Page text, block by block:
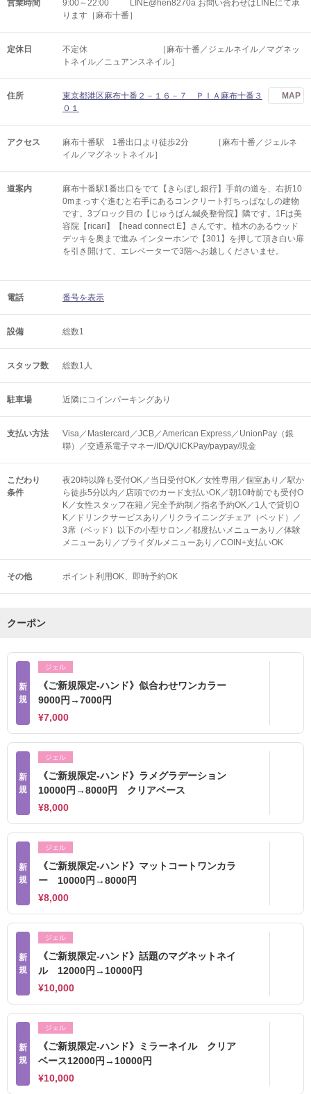
営業時間
9:00～22:00 LINE@hen8270a お問い合わせはLINEにて承
ります［麻布十番］
定休日
不定休 ［麻布十番／ジェルネイル／マグネッ
トネイル／ニュアンスネイル］
住所
東京都港区麻布十番２－１６－７ ＰＩＡ麻布十番３
０１
MAP
アクセス
麻布十番駅 1番出口より徒歩2分 ［麻布十番／ジェルネ
イル／マグネットネイル］
道案内
麻布十番駅1番出口をでて【きらぼし銀行】手前の道を、右折10
0mまっすぐ進むと右手にあるコンクリート打ちっぱなしの建物
です。3ブロック目の【じゅうばん鍼灸整骨院】隣です。1Fは美
容院【ricari】【head connect E】さんです。植木のあるウッド
デッキを奥まで進み インターホンで【301】を押して頂き白い扉
を引き開けて、エレベーターで3階へお越しくださいませ。
電話 番号を表示
設備 総数1
スタッフ数 総数1人
駐車場 近隣にコインパーキングあり
支払い方法
Visa／Mastercard／JCB／American Express／UnionPay（銀
聯）／交通系電子マネー/ID/QUICKPay/paypay/現金
こだわり
条件
夜20時以降も受付OK／当日受付OK／女性専用／個室あり／駅か
ら徒歩5分以内／店頭でのカード支払いOK／朝10時前でも受付O
K／女性スタッフ在籍／完全予約制／指名予約OK／1人で貸切O
K／ドリンクサービスあり／リクライニングチェア（ベッド）／
3席（ベッド）以下の小型サロン／都度払いメニューあり／体験
メニューあり／ブライダルメニューあり／COIN+支払いOK
その他 ポイント利用OK 即時予約OK
クーポン
新
規
ジェル
《ご新規限定-ハンド》似合わせワンカラー
9000円→7000円
¥7,000
新
規
ジェル
《ご新規限定-ハンド》ラメグラデーション
10000円→8000円 クリアベース
¥8,000
新
規
ジェル
《ご新規限定-ハンド》マットコートワンカラ
ー 10000円→8000円
¥8,000
新
規
ジェル
《ご新規限定-ハンド》話題のマグネットネイ
ル 12000円→10000円
¥10,000
新
規
ジェル
《ご新規限定-ハンド》ミラーネイル クリア
ベース12000円→10000円
¥10,000